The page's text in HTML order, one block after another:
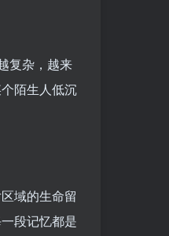
复杂，越来
陌生人低沉
域的生命留
段记忆都是